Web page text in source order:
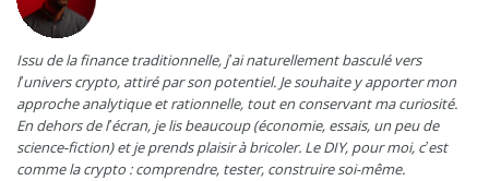
Issu de la finance traditionnelle, j’ai naturellement basculé vers
l’univers crypto, attiré par son potentiel. Je souhaite y apporter mon
approche analytique et rationnelle, tout en conservant ma curiosité.
En dehors de l’écran, je lis beaucoup (économie, essais, un peu de
science-fiction) et je prends plaisir à bricoler. Le DIY, pour moi, c’est
comme la crypto : comprendre, tester, construire soi-même.